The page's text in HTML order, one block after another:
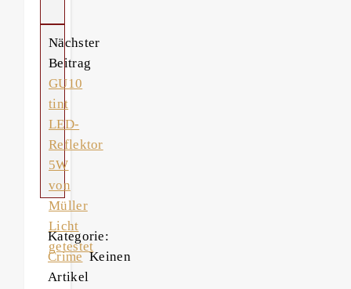
Nächster
Beitrag
GU10
tint
LED-
Reflektor
5W
von
Müller
Licht
getestet
Kategorie:
CrimeKeinen
Artikel